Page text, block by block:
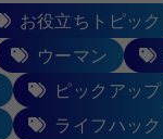
お役立ちトピック
ウーマン
ピックアップ
ライフハック